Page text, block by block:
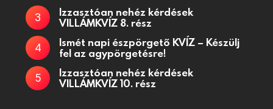
Izzasztóan nehéz kérdések
VILLÁMKVÍZ 8. rész
Ismét napi észpörgető KVÍZ – Készülj
fel az agypörgetésre!
Izzasztóan nehéz kérdések
VILLÁMKVÍZ 10. rész